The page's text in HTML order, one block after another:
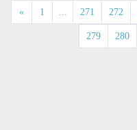
« 1 ... 271 272
279 280